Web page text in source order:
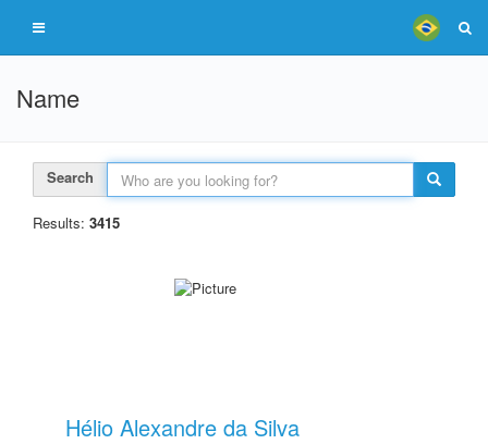
Name
Search
Results: 3415
Hélio Alexandre da Silva